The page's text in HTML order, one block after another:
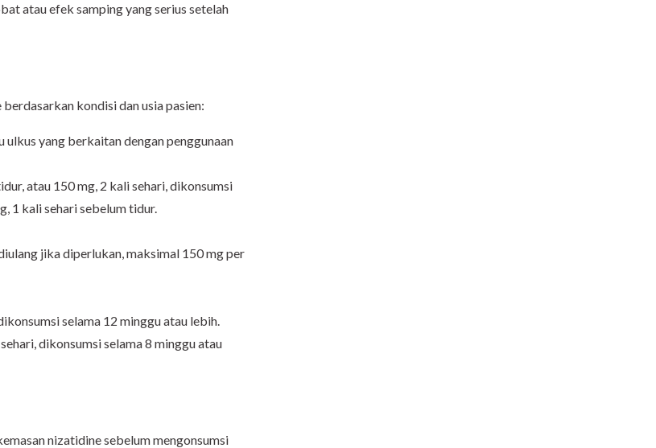
atau efek samping yang serius setelah
kondisi dan usia pasien:
ulkus yang berkaitan dengan penggunaan
atau 150 mg, 2 kali sehari, dikonsumsi
1 kali sehari sebelum tidur.
jika diperlukan, maksimal 150 mg per
selama 12 minggu atau lebih.
dikonsumsi selama 8 minggu atau
nizatidine sebelum mengonsumsi